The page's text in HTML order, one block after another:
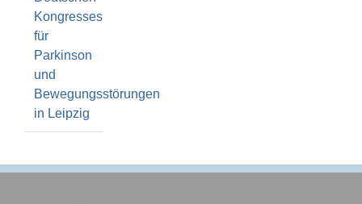
Kongresses
für
Parkinson
und
Bewegungsstörungen
in Leipzig